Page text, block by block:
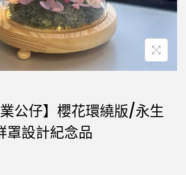
業公仔】櫻花環繞版/永生
罩設計紀念品